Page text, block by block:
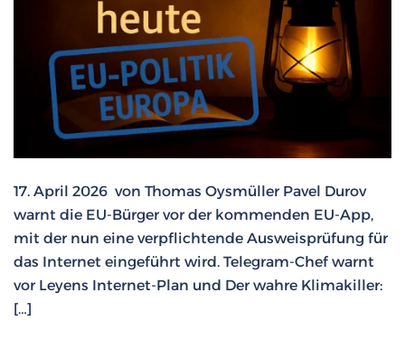
17. April 2026 von Thomas Oysmüller Pavel Durov
warnt die EU-Bürger vor der kommenden EU-App,
mit der nun eine verpflichtende Ausweisprüfung für
das Internet eingeführt wird. Telegram-Chef warnt
vor Leyens Internet-Plan und Der wahre Klimakiller:
[…]